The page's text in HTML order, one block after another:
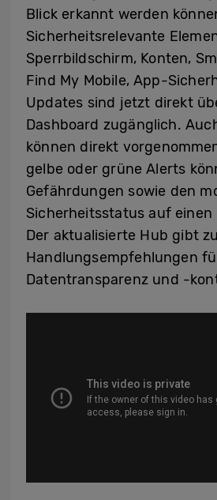
Blick erkannt werden
Sicherheitsrelevante
Sperrbildschirm, Konten,
Find My Mobile, App-
Updates sind jetzt direkt
Dashboard zugänglich.
können direkt
gelbe oder grüne Alerts
Gefährdungen sowie den
Sicherheitsstatus auf einen
Der aktualisierte Hub gibt
Handlungsempfehlungen
Datentransparenz und -